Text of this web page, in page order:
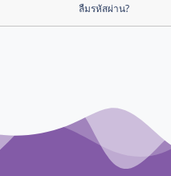
ลืมรหัสผ่าน?